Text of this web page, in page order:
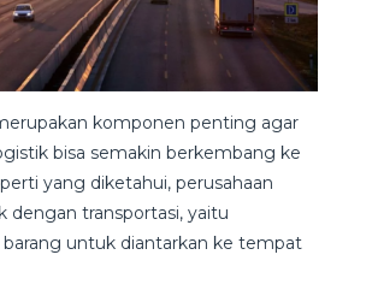
komponen penting agar
bisa semakin berkembang ke
yang diketahui, perusahaan
dengan transportasi, yaitu
untuk diantarkan ke tempat